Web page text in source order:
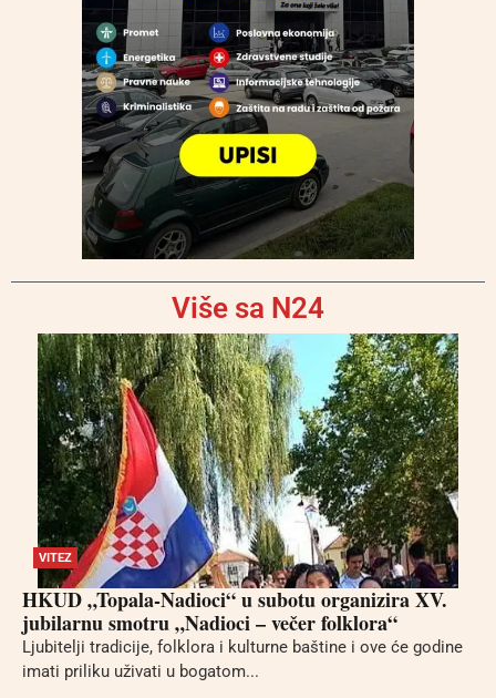
Više sa N24
VITEZ
HKUD „Topala-Nadioci“ u subotu organizira XV.
jubilarnu smotru „Nadioci – večer folklora“
Ljubitelji tradicije, folklora i kulturne baštine i ove će godine
imati priliku uživati u bogatom...